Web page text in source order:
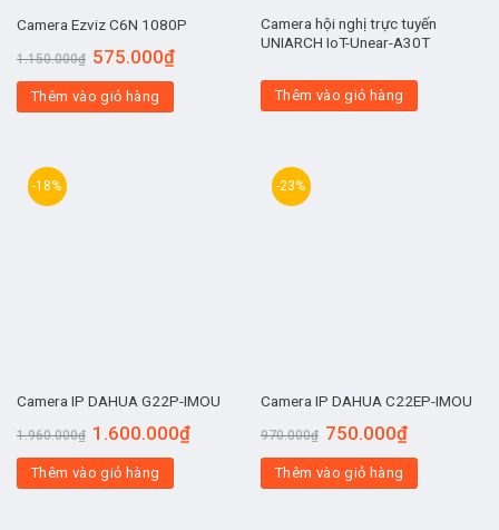
Camera Ezviz C6N 1080P
1.150.000₫ 575.000₫
Thêm vào giỏ hàng
Camera hội nghị trực tuyến
UNIARCH IoT-Unear-A30T
Thêm vào giỏ hàng
-18%
Camera IP DAHUA G22P-IMOU
1.960.000₫ 1.600.000₫
Thêm vào giỏ hàng
-23%
Camera IP DAHUA C22EP-IMOU
970.000₫ 750.000₫
Thêm vào giỏ hàng